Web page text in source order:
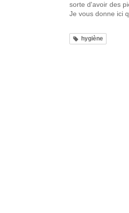
sorte d'avoir des
Je vous donne ici
hygiène